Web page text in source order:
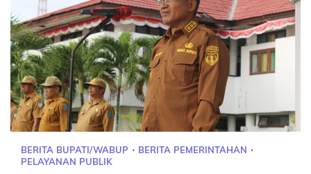
BERITA BUPATI/WABUP
BERITA PEMERINTAHAN
PELAYANAN PUBLIK